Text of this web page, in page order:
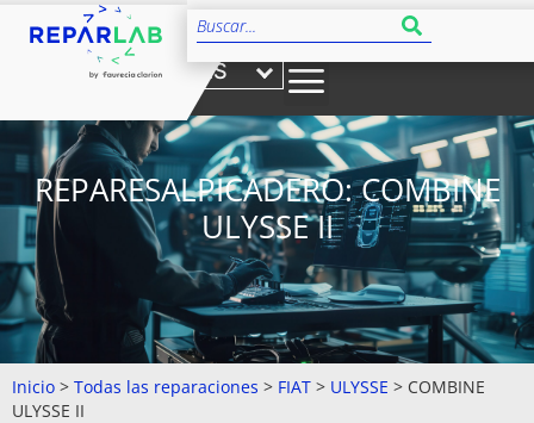
ES
REPARESALPICADERO: COMBINE
ULYSSE II
Inicio > Todas las reparaciones > FIAT > ULYSSE > COMBINE
ULYSSE II